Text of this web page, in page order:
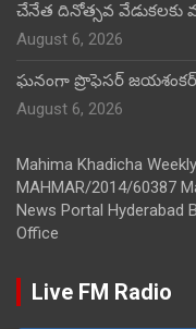
చేనేత దినోత్సవ వేడుకలకు
August 6, 2026
ఘనంగా ప్రొఫెసర్
August 6, 2026
Mahima Khadicha
MAHMAR/2014/60387
News Portal Hyderabad
Office
Live FM Radio